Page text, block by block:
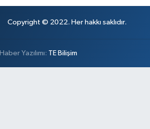
Copyright © 2022. Her hakkı saklıdır.
Haber Yazılımı: TE Bilişim